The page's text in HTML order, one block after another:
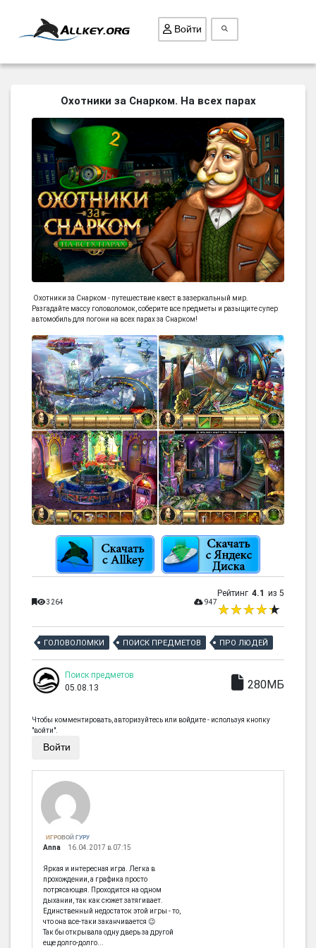
ВСЕ ИГРЫ
ПОИСК ПРЕДМЕТОВ
ГОЛОВОЛОМКИ
БИЗНЕС
ТРИ-В-РЯД
СТРАТЕГИИ
СТРЕЛЯЛКИ
КВЕСТ
КАК СКАЧАТЬ
НОВОСТИ
Войти
Охотники за Снарком. На всех парах
Охотники за Снарком - путешествие квест в зазеркальный мир.
Разгадайте массу головоломок, соберите все предметы и разыщите супер
автомобиль для погони на всех парах за Снарком!
3264 947
Рейтинг 4.1 из 5
ГОЛОВОЛОМКИ ПОИСК ПРЕДМЕТОВ ПРО ЛЮДЕЙ
Поиск предметов
05.08.13
280МБ
Чтобы комментировать, авторизуйтесь или войдите - используя кнопку
"войти".
Войти
ИГРОВОЙ ГУРУ
Anna 16.04.2017 в 07:15
Яркая и интересная игра. Легка в
прохождении, а графика просто
потрясающая. Проходится на одном
дыхании, так как сюжет затягивает.
Единственный недостаток этой игры - то,
что она все-таки заканчивается 😉
Так бы открывала одну дверь за другой
еще долго-долго...